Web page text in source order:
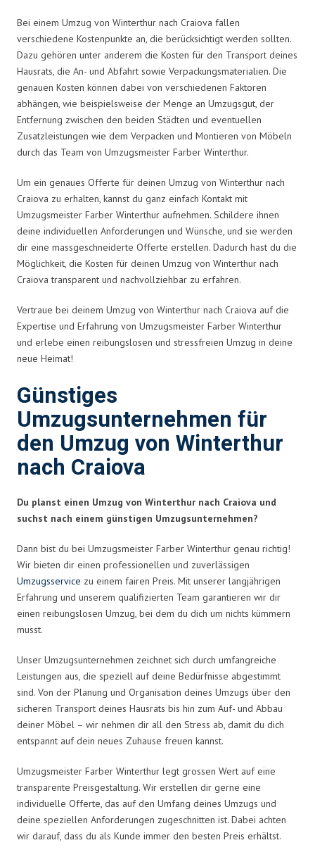
Bei einem Umzug von Winterthur nach Craiova fallen
verschiedene Kostenpunkte an, die berücksichtigt werden sollten.
Dazu gehören unter anderem die Kosten für den Transport deines
Hausrats, die An- und Abfahrt sowie Verpackungsmaterialien. Die
genauen Kosten können dabei von verschiedenen Faktoren
abhängen, wie beispielsweise der Menge an Umzugsgut, der
Entfernung zwischen den beiden Städten und eventuellen
Zusatzleistungen wie dem Verpacken und Montieren von Möbeln
durch das Team von Umzugsmeister Farber Winterthur.
Um ein genaues Offerte für deinen Umzug von Winterthur nach
Craiova zu erhalten, kannst du ganz einfach Kontakt mit
Umzugsmeister Farber Winterthur aufnehmen. Schildere ihnen
deine individuellen Anforderungen und Wünsche, und sie werden
dir eine massgeschneiderte Offerte erstellen. Dadurch hast du die
Möglichkeit, die Kosten für deinen Umzug von Winterthur nach
Craiova transparent und nachvollziehbar zu erfahren.
Vertraue bei deinem Umzug von Winterthur nach Craiova auf die
Expertise und Erfahrung von Umzugsmeister Farber Winterthur
und erlebe einen reibungslosen und stressfreien Umzug in deine
neue Heimat!
Günstiges
Umzugsunternehmen für
den Umzug von Winterthur
nach Craiova
Du planst einen Umzug von Winterthur nach Craiova und
suchst nach einem günstigen Umzugsunternehmen?
Dann bist du bei Umzugsmeister Farber Winterthur genau richtig!
Wir bieten dir einen professionellen und zuverlässigen
Umzugsservice zu einem fairen Preis. Mit unserer langjährigen
Erfahrung und unserem qualifizierten Team garantieren wir dir
einen reibungslosen Umzug, bei dem du dich um nichts kümmern
musst.
Unser Umzugsunternehmen zeichnet sich durch umfangreiche
Leistungen aus, die speziell auf deine Bedürfnisse abgestimmt
sind. Von der Planung und Organisation deines Umzugs über den
sicheren Transport deines Hausrats bis hin zum Auf- und Abbau
deiner Möbel – wir nehmen dir all den Stress ab, damit du dich
entspannt auf dein neues Zuhause freuen kannst.
Umzugsmeister Farber Winterthur legt grossen Wert auf eine
transparente Preisgestaltung. Wir erstellen dir gerne eine
individuelle Offerte, das auf den Umfang deines Umzugs und
deine speziellen Anforderungen zugeschnitten ist. Dabei achten
wir darauf, dass du als Kunde immer den besten Preis erhältst.